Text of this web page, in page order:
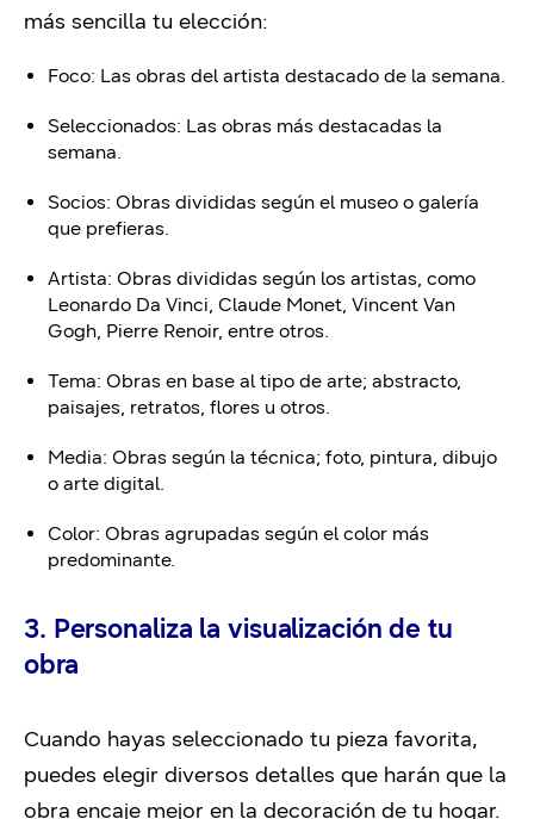
más sencilla tu elección:
Foco: Las obras del artista destacado de la semana.
Seleccionados: Las obras más destacadas la
semana.
Socios: Obras divididas según el museo o galería
que prefieras.
Artista: Obras divididas según los artistas, como
Leonardo Da Vinci, Claude Monet, Vincent Van
Gogh, Pierre Renoir, entre otros.
Tema: Obras en base al tipo de arte; abstracto,
paisajes, retratos, flores u otros.
Media: Obras según la técnica; foto, pintura, dibujo
o arte digital.
Color: Obras agrupadas según el color más
predominante.
3. Personaliza la visualización de tu
obra
Cuando hayas seleccionado tu pieza favorita,
puedes elegir diversos detalles que harán que la
obra encaje mejor en la decoración de tu hogar.